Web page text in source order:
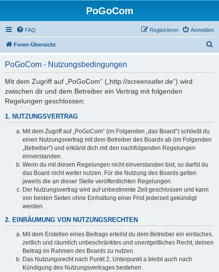
PoGoCom
FAQ Anmelden
Registrieren
Foren-Übersicht
PoGoCom - Nutzungsbedingungen
Mit dem Zugriff auf „PoGoCom“ („http://screensafer.de“) wird
zwischen dir und dem Betreiber ein Vertrag mit folgenden
Regelungen geschlossen:
1. NUTZUNGSVERTRAG
Mit dem Zugriff auf „PoGoCom“ (im Folgenden „das Board“) schließt du
einen Nutzungsvertrag mit dem Betreiber des Boards ab (im Folgenden
„Betreiber“) und erklärst dich mit den nachfolgenden Regelungen
einverstanden.
Wenn du mit diesen Regelungen nicht einverstanden bist, so darfst du
das Board nicht weiter nutzen. Für die Nutzung des Boards gelten
jeweils die an dieser Stelle veröffentlichten Regelungen.
Der Nutzungsvertrag wird auf unbestimmte Zeit geschlossen und kann
von beiden Seiten ohne Einhaltung einer Frist jederzeit gekündigt
werden.
2. EINRÄUMUNG VON NUTZUNGSRECHTEN
Mit dem Erstellen eines Beitrags erteilst du dem Betreiber ein einfaches,
zeitlich und räumlich unbeschränktes und unentgeltliches Recht, deinen
Beitrag im Rahmen des Boards zu nutzen.
Das Nutzungsrecht nach Punkt 2, Unterpunkt a bleibt auch nach
Kündigung des Nutzungsvertrages bestehen.